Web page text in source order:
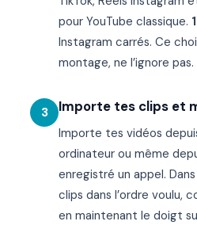
pour YouTube classique.
Instagram carrés. Ce
montage, ne l’ignore pas.
3 Importe tes clips et
Importe tes vidéos
ordinateur ou même
enregistré un appel.
clips dans l’ordre voulu,
en maintenant le doigt